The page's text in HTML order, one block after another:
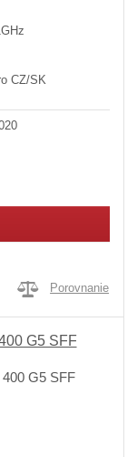
CZ/SK
Porovnanie
G5 SFF